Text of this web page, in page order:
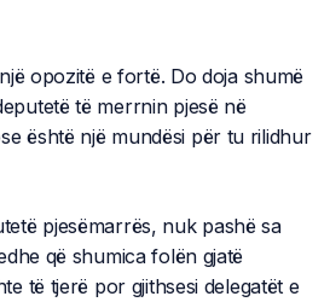
opozitë e fortë. Do doja shumë
të merrnin pjesë në
është një mundësi për tu rilidhur
pjesëmarrës, nuk pashë sa
që shumica folën gjatë
të tjerë por gjithsesi delegatët e